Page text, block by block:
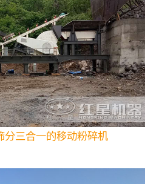
分三合一的移动粉碎机